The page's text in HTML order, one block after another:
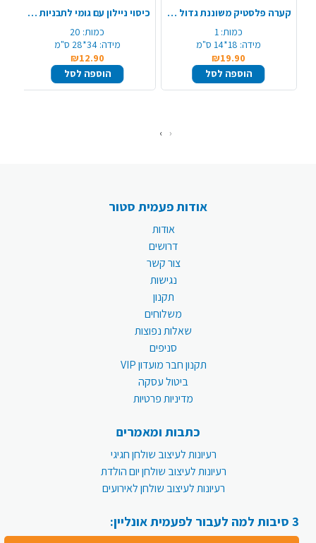
קערה פלסטיק משוננת גדול - שקוף
כמות: 1
מידה: 18*14 ס"מ
₪19.90
הוספה לסל
כיסוי ניילון עם גומי לתבניות 20 יח' - XL
כמות: 20
מידה: 34*28 ס"מ
₪12.90
הוספה לסל
‹
›
אודות פעמית סטור
אודות
דרושים
צור קשר
נגישות
תקנון
משלוחים
שאלות נפוצות
סניפים
תקנון חבר מועדון VIP
ביטול עסקה
מדיניות פרטיות
כתבות ומאמרים
רעיונות לעיצוב שולחן חגיגי
רעיונות לעיצוב שולחן יום הולדת
רעיונות לעיצוב שולחן לאירועים
3 סיבות למה לעבור לפעמית אונליין: